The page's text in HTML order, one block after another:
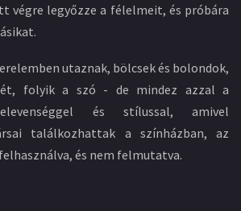
végre legyőzze a félelmeit, és próbára
utaznak, bölcsek és bolondok,
folyik a szó - de mindez azzal a
és stílussal, amivel
találkozhattak a színházban, az
és nem felmutatva.